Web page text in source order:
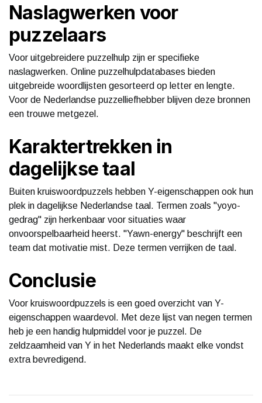
Naslagwerken voor
puzzelaars
Voor uitgebreidere puzzelhulp zijn er specifieke
naslagwerken. Online puzzelhulpdatabases bieden
uitgebreide woordlijsten gesorteerd op letter en lengte.
Voor de Nederlandse puzzelliefhebber blijven deze bronnen
een trouwe metgezel.
Karaktertrekken in
dagelijkse taal
Buiten kruiswoordpuzzels hebben Y-eigenschappen ook hun
plek in dagelijkse Nederlandse taal. Termen zoals "yoyo-
gedrag" zijn herkenbaar voor situaties waar
onvoorspelbaarheid heerst. "Yawn-energy" beschrijft een
team dat motivatie mist. Deze termen verrijken de taal.
Conclusie
Voor kruiswoordpuzzels is een goed overzicht van Y-
eigenschappen waardevol. Met deze lijst van negen termen
heb je een handig hulpmiddel voor je puzzel. De
zeldzaamheid van Y in het Nederlands maakt elke vondst
extra bevredigend.